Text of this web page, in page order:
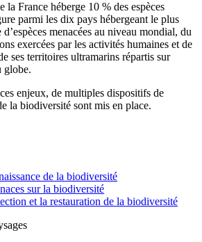
la France héberge 10 % des espèces
parmi les dix pays hébergeant le plus
menacées au niveau mondial, du
exercées par les activités humaines et de
ses territoires ultramarins répartis sur
globe.
enjeux, de multiples dispositifs de
la biodiversité sont mis en place.
de la biodiversité
sur la biodiversité
et la restauration de la biodiversité